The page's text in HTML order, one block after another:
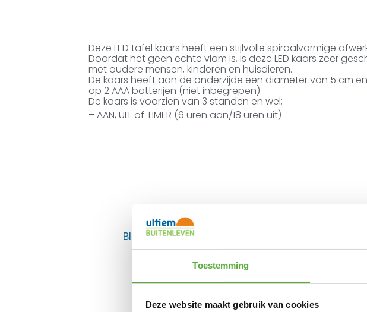
Toestemming
Deze website maakt gebruik van cookies
Deze LED tafel kaars heeft een stijlvolle spiraalvormige
Doordat het geen echte vlam is, is deze LED kaars zeer
met oudere mensen, kinderen en huisdieren.
De kaars heeft aan de onderzijde een diameter van 5 cm
op 2 AAA batterijen (niet inbegrepen).
De kaars is voorzien van 3 standen en wel;
– AAN, UIT of TIMER (6 uren aan/18 uren uit)
BIJPASSENDE ACCESSOIRES EN ALTERNATIEVE